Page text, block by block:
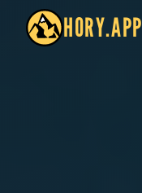
HORY.APP